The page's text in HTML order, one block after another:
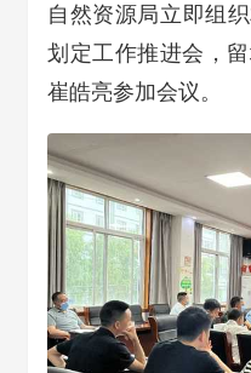
自然资源局立即组
划定工作推进会，
崔皓亮参加会议。